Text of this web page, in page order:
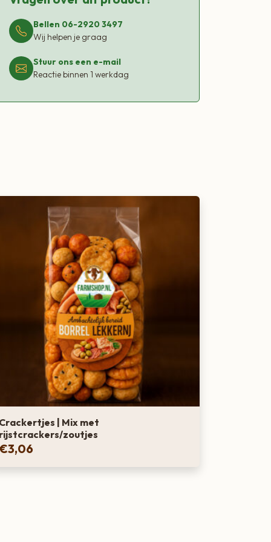
Bellen 06-2920 3497
Wij helpen je graag
Stuur ons een e-mail
Reactie binnen 1 werkdag
| Mix met
zoutjes
3,06